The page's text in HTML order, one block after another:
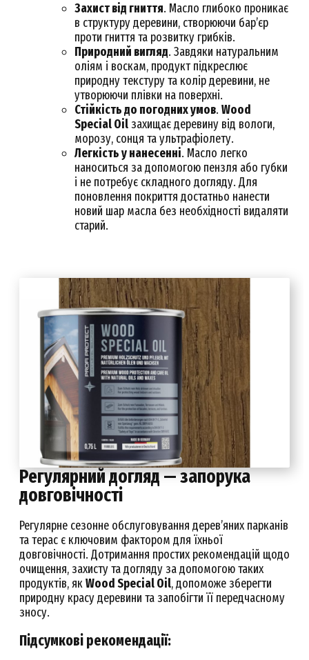
Захист від гниття. Масло глибоко проникає
в структуру деревини, створюючи бар’єр
проти гниття та розвитку грибків.
Природний вигляд. Завдяки натуральним
оліям і воскам, продукт підкреслює
природну текстуру та колір деревини, не
утворюючи плівки на поверхні.
Стійкість до погодних умов. Wood
Special Oilзахищає деревину від вологи,
морозу, сонця та ультрафіолету.
Легкість у нанесенні. Масло легко
наноситься за допомогою пензля або губки
і не потребує складного догляду. Для
поновлення покриття достатньо нанести
новий шар масла без необхідності видаляти
старий.
Регулярний догляд — запорука
довговічності
Регулярне сезонне обслуговування дерев’яних парканів
та терас є ключовим фактором для їхньої
довговічності. Дотримання простих рекомендацій щодо
очищення, захисту та догляду за допомогою таких
продуктів, якWood Special Oil, допоможе зберегти
природну красу деревини та запобігти її передчасному
зносу.
Підсумкові рекомендації: